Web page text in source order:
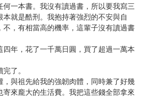
何一本書。我沒有讀過書，所以要我寫三
本就是酷刑。我抱持著強烈的不安與自
不，有相當高的機率，這輩子沒有讀過書
四年，花了一千萬日圓，買了超過一萬本
了。
，與祖先給我的強韌肉體，同時兼了好幾
寄來龐大的生活費。我把這些錢全部拿來